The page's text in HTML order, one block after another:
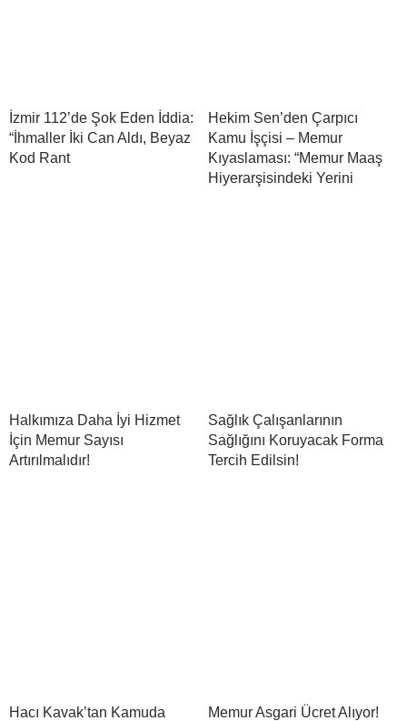
İzmir 112’de Şok Eden İddia:
“İhmaller İki Can Aldı, Beyaz
Kod Rant
Hekim Sen’den Çarpıcı
Kamu İşçisi – Memur
Kıyaslaması: “Memur Maaş
Hiyerarşisindeki Yerini
Halkımıza Daha İyi Hizmet
İçin Memur Sayısı
Artırılmalıdır!
Sağlık Çalışanlarının
Sağlığını Koruyacak Forma
Tercih Edilsin!
Hacı Kavak’tan Kamuda
Memur Asgari Ücret Alıyor!